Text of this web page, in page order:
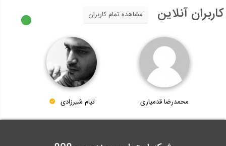
کاربران آنلاین مشاهده تمام کاربران
محمدرضا قدمیاری تیام شیرزادی